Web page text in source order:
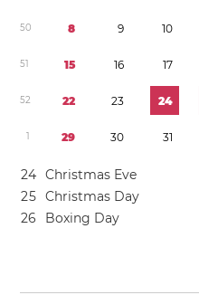
50 8 9 10
51 15 16 17
52 22 23 24
1 29 30 31
24 Christmas Eve
25 Christmas Day
26 Boxing Day